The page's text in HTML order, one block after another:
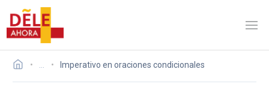
Imperativo en oraciones condicionales